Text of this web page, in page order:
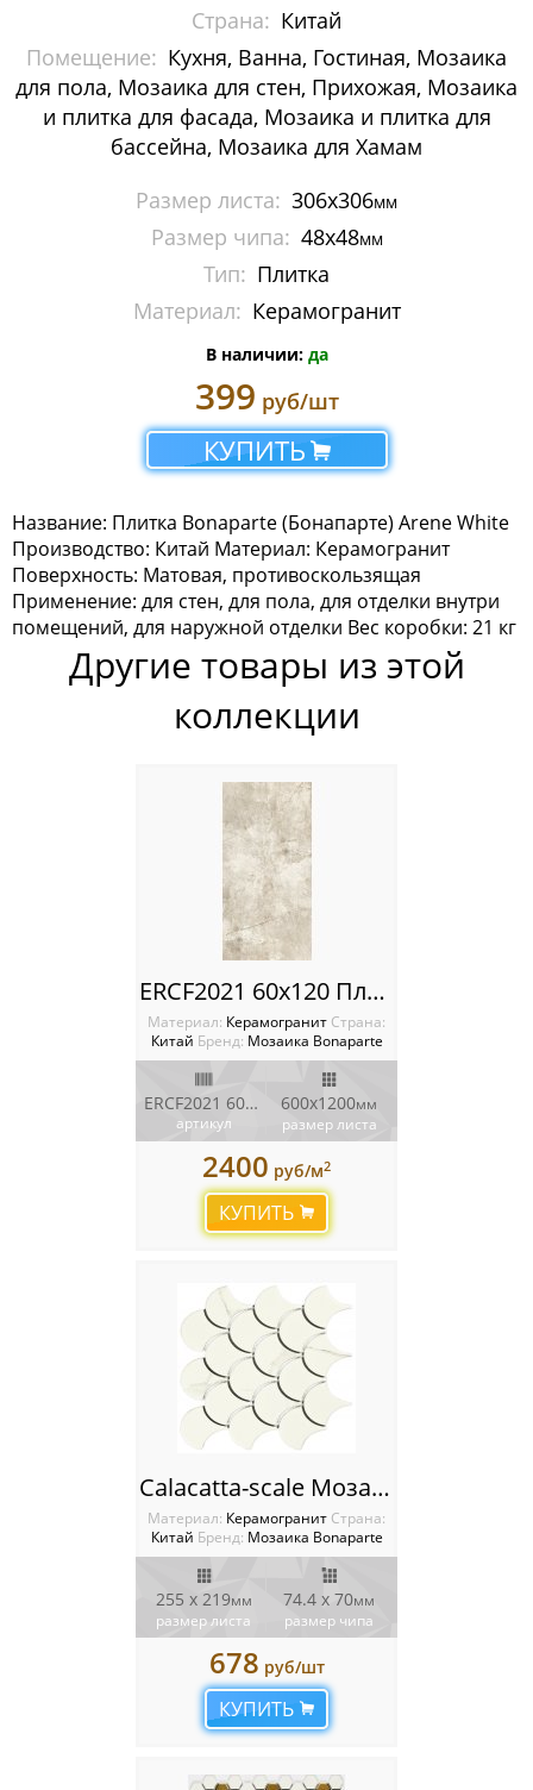
Металлическая мозаика
Мозаика стеклянная с камнем
Панно
Растяжки из мозаики
Стеклянная мозаика
Мозаика Caramelle Mosaic
Мозаика Dao
Мозаика Decor-mosaic
Мозаика Imagine Mosaic
Мозаика Irida
Мозаика Keramograd
Мозаика Mir Mosaic
Мозаика NSmosaic
Мозаика Orro Mosaic
Мозаика Rose Mosaic
Мозаика Sekitei
Мозаика Starmosaic
Мозаика Tonomosaic
Мозаика Опера Декора
Страна: Китай
Помещение: Кухня, Ванна, Гостиная, Мозаика
для пола, Мозаика для стен, Прихожая, Мозаика
и плитка для фасада, Мозаика и плитка для
бассейна, Мозаика для Хамам
Размер листа: 306х306мм
Размер чипа: 48х48мм
Тип: Плитка
Материал: Керамогранит
В наличии: да
399 руб/шт
КУПИТЬ
Название: Плитка Bonaparte (Бонапарте) Arene White
Производство: Китай Материал: Керамогранит
Поверхность: Матовая, противоскользящая
Применение: для стен, для пола, для отделки внутри
помещений, для наружной отделки Вес коробки: 21 кг
Другие товары из этой
коллекции
ERCF2021 60x120 Плитка Bonaparte Porcelain Tile
Материал: Керамогранит Cтрана:
Китай Бренд: Мозаика Bonaparte
ERCF2021 60x120
артикул
600х1200мм
размер листа
2400 руб/м2
КУПИТЬ
Calacatta-scale Мозаика Bonaparte
Материал: Керамогранит Cтрана:
Китай Бренд: Мозаика Bonaparte
255 х 219мм
размер листа
74.4 х 70мм
размер чипа
678 руб/шт
КУПИТЬ